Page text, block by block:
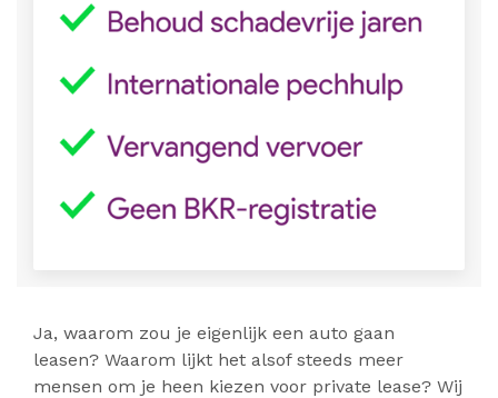
Ja, waarom zou je eigenlijk een auto gaan
leasen? Waarom lijkt het alsof steeds meer
mensen om je heen kiezen voor private lease? Wij